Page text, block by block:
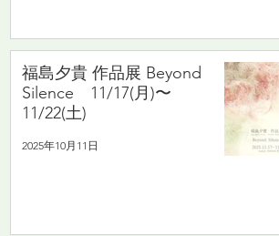
福島夕貴 作品展 Beyond
Silence 11/17(月)〜
11/22(土)
2025年10月11日